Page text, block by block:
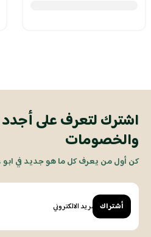
اشترك لتعرف على
والخصومات
كن أول من يعرف كل ما هو جديد في
أشتراك